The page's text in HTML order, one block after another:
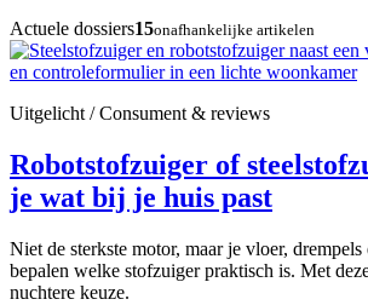
Actuele dossiers15onafhankelijke artikelen
Uitgelicht / Consument & reviews
Robotstofzuiger of
je wat bij je huis past
Niet de sterkste motor, maar je vloer,
bepalen welke stofzuiger praktisch is. Met
nuchtere keuze.